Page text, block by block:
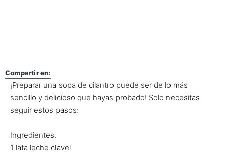
Compartir en:
¡Preparar una sopa de cilantro puede ser de lo más
sencillo y delicioso que hayas probado! Solo necesitas
seguir estos pasos:
Ingredientes.
1 lata leche clavel